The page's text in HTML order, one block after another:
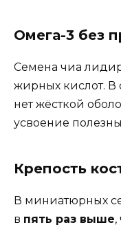
Омега-3 без
Семена чиа
жирных кислот. В
нет жёсткой
усвоение
Крепость
В миниатюрных
в пять раз выше,